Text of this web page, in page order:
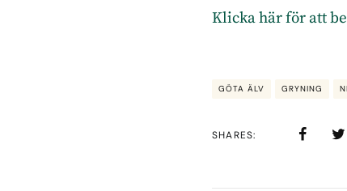
Klicka här för att
GÖTA ÄLV GRYNING
SHARES